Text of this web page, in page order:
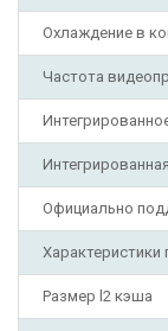
Охлаждение в
Частота
Официально
Размер l2 кэша